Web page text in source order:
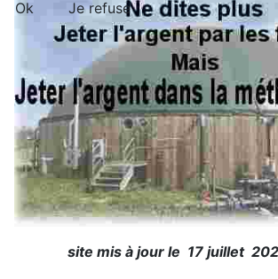
site mis à jour le 17 juillet
Ok Je refuse